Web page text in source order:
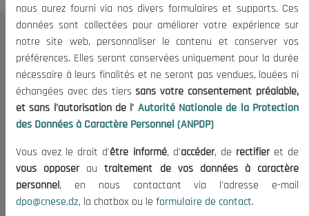
Le CNESE
A Propos
Le président
Organisation
Publications
Informations utiles
Appels d'offres et Consultations
Mentions Légales
nous aurez fourni via nos divers formulaires et supports. Ces
données sont collectées pour améliorer votre expérience sur
notre site web, personnaliser le contenu et conserver vos
préférences. Elles seront conservées uniquement pour la durée
nécessaire à leurs finalités et ne seront pas vendues, louées ni
échangées avec des tierssans votre consentement préalable,
et sans l'autorisation de l' Autorité Nationale de la Protection
des Données à Caractère Personnel (ANPDP)
Vous avez le droit d'être informé, d'accéder, de rectifieret de
vous opposerautraitement de vos données à caractère
personnel, en nous contactant via l'adresse e-mail
dpo@cnese.dz, la chatbox ou le formulaire de contact.